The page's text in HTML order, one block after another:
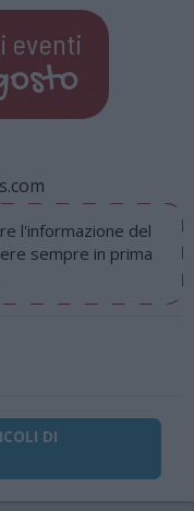
eventi
l'informazione del
sempre in prima
DI